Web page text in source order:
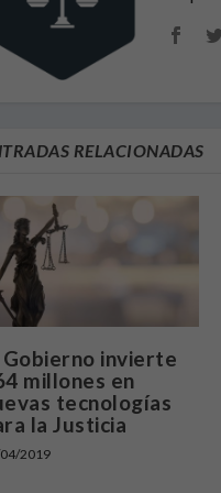
RELACIONADAS
Gobierno invierte
millones en
tecnologías
la Justicia
2019